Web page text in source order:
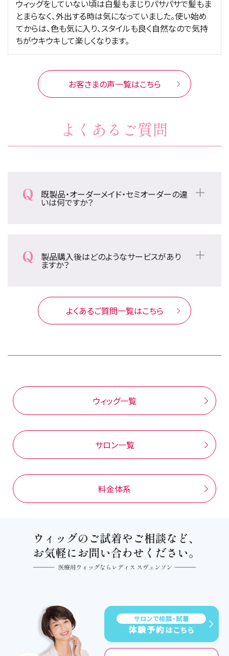
ウィッグをしていない頃は白髪もまじりパサパサで髪もま
とまらなく、外出する時は気になっていました。使い始め
てからは、色も気に入り、スタイルも良く自然なので気持
ちがウキウキして楽しくなります。
お客さまの声一覧はこちら
よくあるご質問
既製品・オーダーメイド・セミオーダーの違
いは何ですか？
「ミディアム」「ロング」それぞれ人気の高いスタイ
ルを用意しています。 セミオーダーウィッグは、髪
やカールを施しながらお好みに合わせて作って
いくタイプです。今までの髪型を再現することも出
加工して仕上げるため、短時間でご希望のスタイ
製品購入後はどのようなサービスがあり
ますか？
イズの変化に対応します。（無料） また、脱毛状況
に合わせた、頭皮ケアや地毛カットで生えてくる
髪のためのケアや美容室のように髪のカットを行
よくあるご質問一覧はこちら
ウィッグ一覧
サロン一覧
料金体系
サロンで相談・試着
体験予約 はこちら